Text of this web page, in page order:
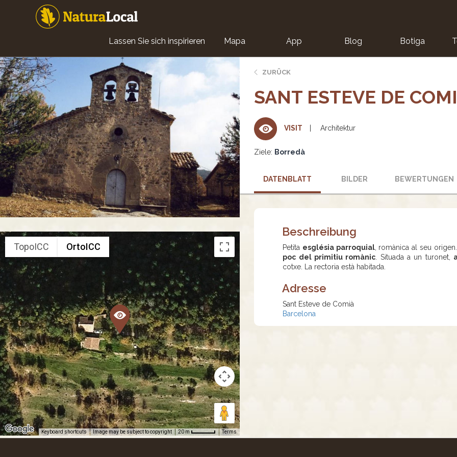
Main
navigation
Lassen Sie sich inspirieren Mapa App Blog Botiga
TopoICC OrtoICC
Keyboard shortcuts Image may be subject to copyright 20 m Terms
ZURÜCK
SANT ESTEVE DE
VISIT Architektur
Ziele: Borredà
DATENBLATT BILDER BEWERTUNGEN
Beschreibung
Petita església parroquial, romànica al seu
poc del primitiu romànic . Situada a un turonet,
cotxe. La rectoria està habitada.
Adresse
Sant Esteve de Comià
Barcelona